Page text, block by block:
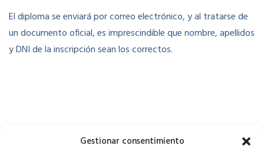
Gestionar consentimiento
El diploma se enviará por correo electrónico, y al tratarse de
un documento oficial, es imprescindible que nombre, apellidos
y DNI de la inscripción sean los correctos.